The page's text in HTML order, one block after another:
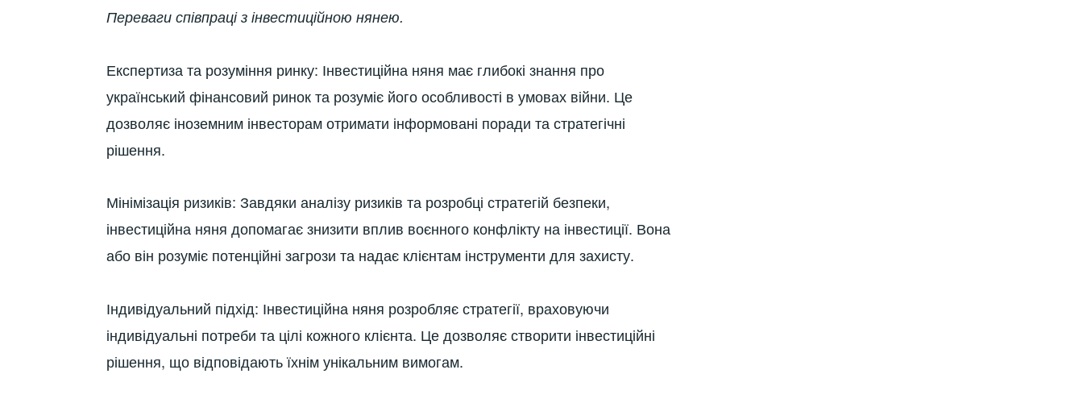
Переваги співпраці з інвестиційною нянею.
Експертиза та розуміння ринку: Інвестиційна няня має глибокі знання про
український фінансовий ринок та розуміє його особливості в умовах війни. Це
дозволяє іноземним інвесторам отримати інформовані поради та стратегічні
рішення.
Мінімізація ризиків: Завдяки аналізу ризиків та розробці стратегій безпеки,
інвестиційна няня допомагає знизити вплив воєнного конфлікту на інвестиції. Вона
або він розуміє потенційні загрози та надає клієнтам інструменти для захисту.
Індивідуальний підхід: Інвестиційна няня розробляє стратегії, враховуючи
індивідуальні потреби та цілі кожного клієнта. Це дозволяє створити інвестиційні
рішення, що відповідають їхнім унікальним вимогам.